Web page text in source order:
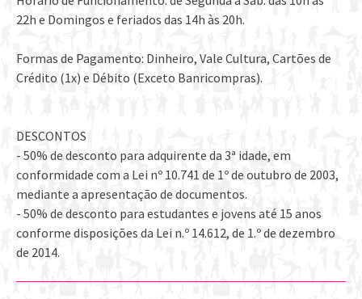
22h e Domingos e feriados das 14h às 20h.
Formas de Pagamento: Dinheiro, Vale Cultura, Cartões de
Crédito (1x) e Débito (Exceto Banricompras).
DESCONTOS
- 50% de desconto para adquirente da 3ª idade, em
conformidade com a Lei nº 10.741 de 1º de outubro de 2003,
mediante a apresentação de documentos.
- 50% de desconto para estudantes e jovens até 15 anos
conforme disposições da Lei n.º 14.612, de 1.º de dezembro
de 2014.